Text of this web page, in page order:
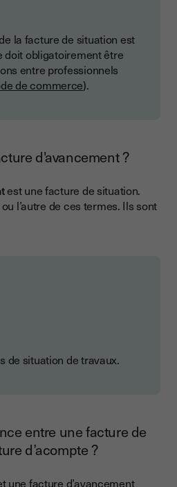
la facture de situation est
doit obligatoirement être
entre professionnels
de commerce).
d'avancement ?
est une facture de situation.
l’autre de ces termes. Ils sont
de situation de travaux.
entre une facture de
d’acompte ?
une facture d’avancement